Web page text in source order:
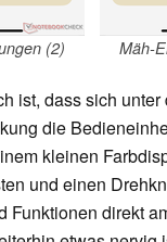
(2) Mäh-
ist, dass sich unter
die
kleinen
und einen
Funktionen direkt